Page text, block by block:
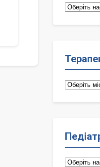
Сімейні
Педіатри